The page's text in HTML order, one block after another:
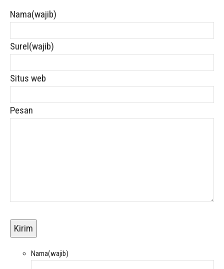
Nama(wajib)
Surel(wajib)
Situs web
Pesan
Kirim
Nama(wajib)